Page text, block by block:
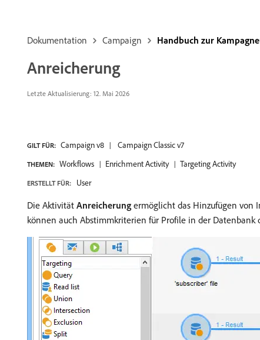
Dokumentation Campaign Handbuch zur
Anreicherung
Letzte Aktualisierung: 12. Mai 2026
GILT FÜR: Campaign v8 Campaign Classic v7
THEMEN: Workflows Enrichment Activity Targeting Activity
ERSTELLT FÜR: User
Die Aktivität Anreicherung ermöglicht das Hinzufügen von
können auch Abstimmkriterien für Profile in der Datenbank